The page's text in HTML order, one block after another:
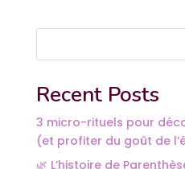
Recent Posts
3 micro-rituels pour
(et profiter du goût de
🌿 L’histoire de